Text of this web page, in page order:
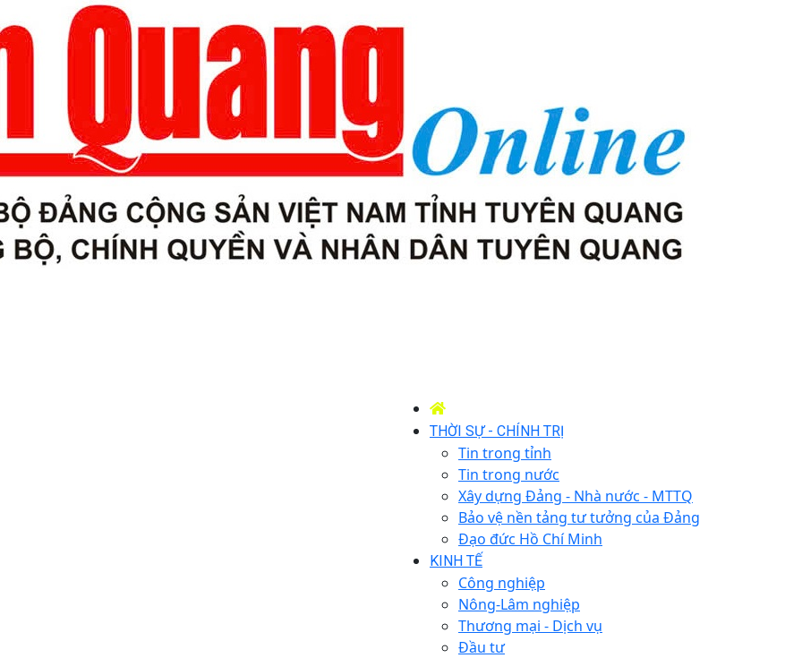
THỜI SỰ - CHÍNH TRỊ
Tin trong tỉnh
Tin trong nước
Xây dựng Đảng - Nhà nước - MTTQ
Bảo vệ nền tảng tư tưởng của Đảng
Đạo đức Hồ Chí Minh
KINH TẾ
Công nghiệp
Nông-Lâm nghiệp
Thương mại - Dịch vụ
Đầu tư